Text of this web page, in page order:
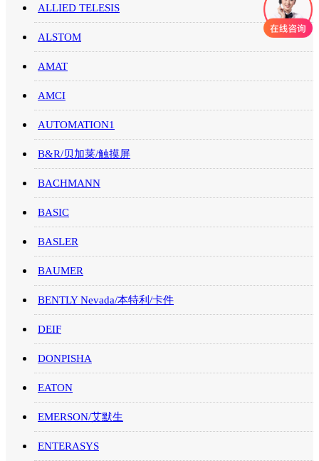
ALLIED TELESIS
ALSTOM
AMAT
AMCI
AUTOMATION1
B&R/贝加莱/触摸屏
BACHMANN
BASIC
BASLER
BAUMER
BENTLY Nevada/本特利/卡件
DEIF
DONPISHA
EATON
EMERSON/艾默生
ENTERASYS